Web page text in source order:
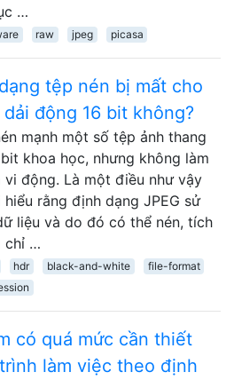
…
raw jpeg picasa
tệp nén bị mất cho
động 16 bit không?
mạnh một số tệp ảnh thang
khoa học, nhưng không làm
vi động. Là một điều như vậy
hiểu rằng định dạng JPEG sử
liệu và do đó có thể nén, tích
chỉ …
hdr black-and-white
file-format
có ​​quá mức cần thiết
làm việc theo định